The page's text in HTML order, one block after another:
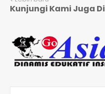
Kunjungi Kami Juga Di